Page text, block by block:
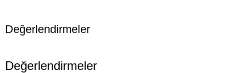
Değerlendirmeler
Değerlendirmeler